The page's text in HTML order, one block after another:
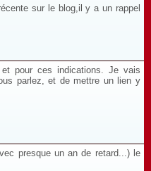
sur le blog,il y a un rappel
pour ces indications. Je vais
parlez, et de mettre un lien y
presque un an de retard...) le